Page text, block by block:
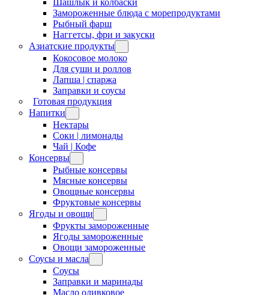
Шашлык и колбаски
Замороженные блюда с морепродуктами
Рыбный фарш
Наггетсы, фри и закуски
Азиатские продукты
Кокосовое молоко
Для суши и роллов
Лапша | спаржа
Заправки и соусы
Готовая продукция
Напитки
Нектары
Соки | лимонады
Чай | Кофе
Консервы
Рыбные консервы
Мясные консервы
Овощные консервы
Фруктовые консервы
Ягоды и овощи
Фрукты замороженные
Ягоды замороженные
Овощи замороженные
Соусы и масла
Соусы
Заправки и маринады
Масло оливковое